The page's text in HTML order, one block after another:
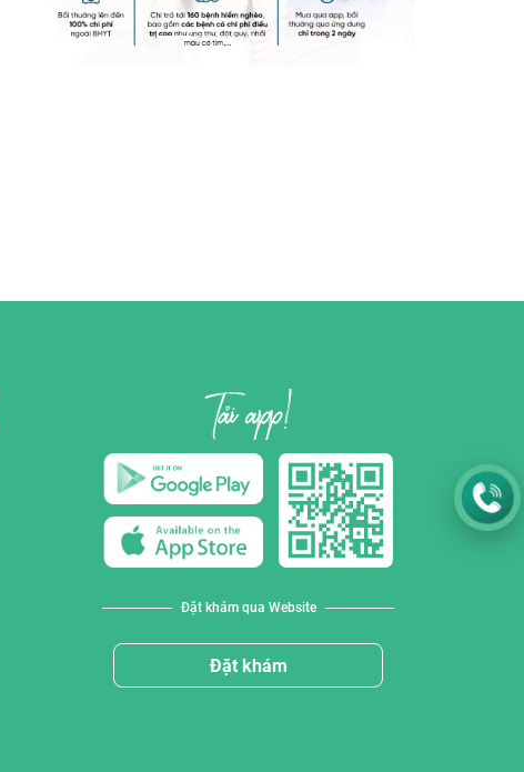
Đặt khám qua Website
Đặt khám